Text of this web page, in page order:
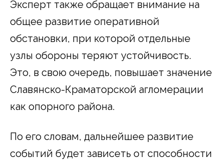
Эксперт также обращает внимание на
общее развитие оперативной
обстановки, при которой отдельные
узлы обороны теряют устойчивость.
Это, в свою очередь, повышает значение
Славянско-Краматорской агломерации
как опорного района.
По его словам, дальнейшее развитие
событий будет зависеть от способности